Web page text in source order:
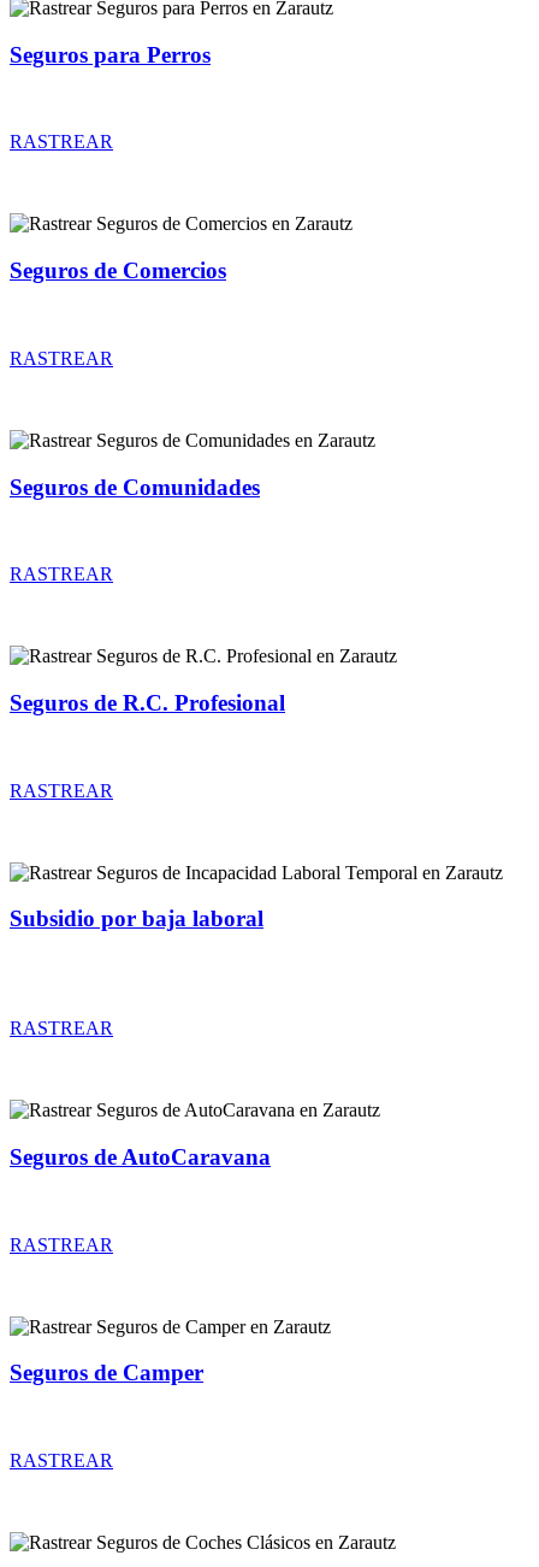
Seguros para Perros
RASTREAR
Seguros de Comercios
RASTREAR
Seguros de Comunidades
RASTREAR
Seguros de R.C. Profesional
RASTREAR
Subsidio por baja laboral
RASTREAR
Seguros de AutoCaravana
RASTREAR
Seguros de Camper
RASTREAR